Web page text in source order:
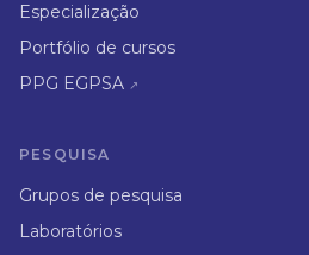
Especialização
Portfólio de cursos
PPG EGPSA ↗
PESQUISA
Grupos de pesquisa
Laboratórios